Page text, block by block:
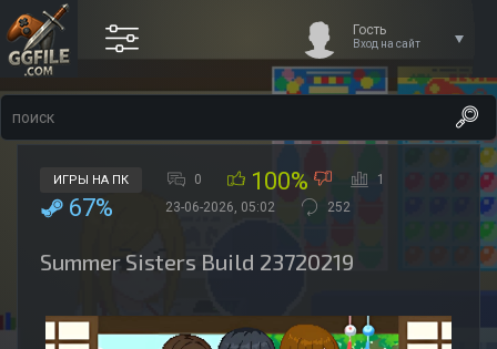
Гость
Вход на сайт
ИГРЫ НА ПК 0 100% 1
67% 23-06-2026, 05:02 252
Summer Sisters Build 23720219